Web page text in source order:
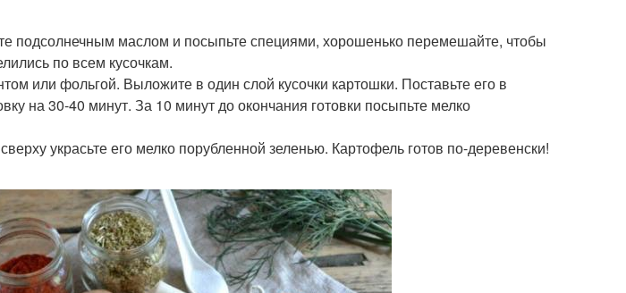
подсолнечным маслом и посыпьте специями, хорошенько перемешайте, чтобы
по всем кусочкам.
или фольгой. Выложите в один слой кусочки картошки. Поставьте его в
на 30-40 минут. За 10 минут до окончания готовки посыпьте мелко
украсьте его мелко порубленной зеленью. Картофель готов по-деревенски!